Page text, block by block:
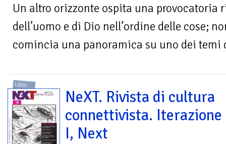
Un altro orizzonte ospita una provocatoria
dell’uomo e di Dio nell’ordine delle cose;
comincia una panoramica su uno dei temi
LIBRI
NeXT. Rivista di cultura
connettivista. Iterazione
I, Next